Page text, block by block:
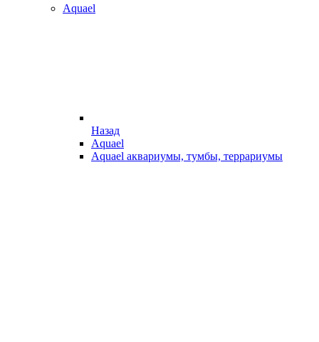
Aquael
Назад
Aquael
Aquael аквариумы, тумбы, террариумы